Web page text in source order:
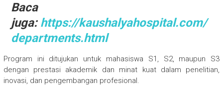
Baca
juga: https://kaushalyahospital.com/
departments.html
Program ini ditujukan untuk mahasiswa S1, S2, maupun S3
dengan prestasi akademik dan minat kuat dalam penelitian,
inovasi, dan pengembangan profesional.